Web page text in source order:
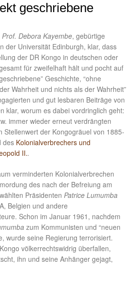
geschriebene
Prof. Debora Kayembe, gebürtige
der Universität Edinburgh, klar, dass
der DR Kongo in deutschen oder
für zweifelhaft hält und pocht auf
Geschichte, “ohne
Wahrheit und nichts als der Wahrheit”
und gut lesbaren Beiträge von
klar, worum es dabei vordringlich geht:
immer wieder erneut verdrängten
Stellenwert der Kongogräuel von 1885-
des Kolonialverbrechers und
II..
verminderten Kolonialverbrechen
des nach der Befreiung am
Präsidenten Patrice Lumumba
Belgien und andere
Schon im Januar 1961, nachdem
zum Kommunisten und “neuen
wurde seine Regierung terrorisiert.
völkerrechtswidrig überfallen,
ihn und seine Anhänger gejagt,